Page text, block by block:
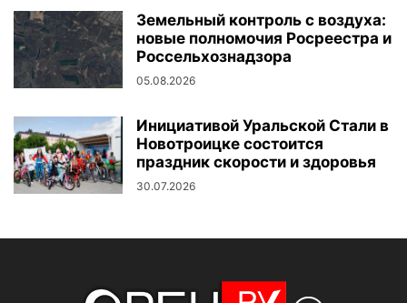
Земельный контроль с воздуха:
новые полномочия Росреестра и
Россельхознадзора
05.08.2026
Инициативой Уральской Стали в
Новотроицке состоится
праздник скорости и здоровья
30.07.2026